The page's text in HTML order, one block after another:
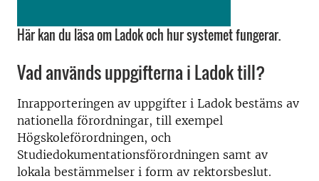
Här kan du läsa om Ladok och hur systemet fungerar.
Vad används uppgifterna i Ladok till?
Inrapporteringen av uppgifter i Ladok bestäms av
nationella förordningar, till exempel
Högskoleförordningen, och
Studiedokumentationsförordningen samt av
lokala bestämmelser i form av rektorsbeslut.